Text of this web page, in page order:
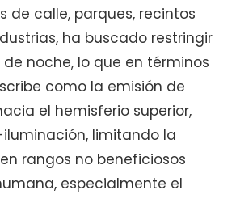
de calle, parques, recintos
ha buscado restringir
noche, lo que en términos
como la emisión de
el hemisferio superior,
limitando la
rangos no beneficiosos
especialmente el